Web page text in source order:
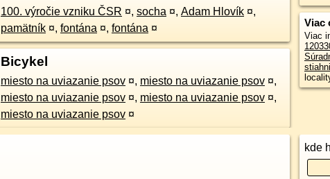
100. výročie vzniku ČSR ¤, socha ¤, Adam Hlovík ¤,
pamätník ¤, fontána ¤, fontána ¤
Bicykel
miesto na uviazanie psov ¤, miesto na uviazanie psov ¤,
miesto na uviazanie psov ¤, miesto na uviazanie psov ¤,
miesto na uviazanie psov ¤
Viac
Viac
kde